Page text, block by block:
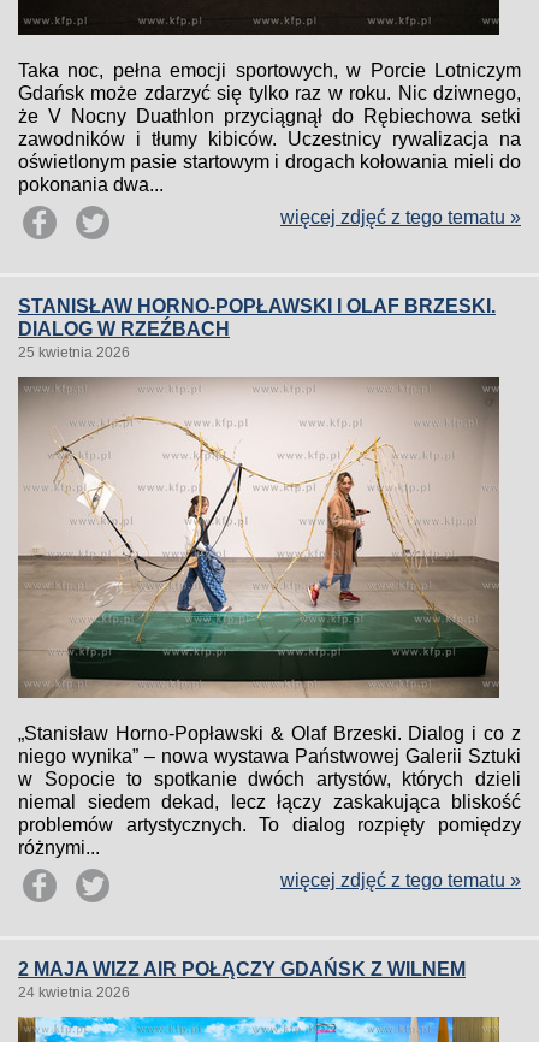
Taka noc, pełna emocji sportowych, w Porcie Lotniczym
Gdańsk może zdarzyć się tylko raz w roku. Nic dziwnego,
że V Nocny Duathlon przyciągnął do Rębiechowa setki
zawodników i tłumy kibiców. Uczestnicy rywalizacja na
oświetlonym pasie startowym i drogach kołowania mieli do
pokonania dwa...
więcej zdjęć z tego tematu »
STANISŁAW HORNO-POPŁAWSKI I OLAF BRZESKI.
DIALOG W RZEŹBACH
25 kwietnia 2026
„Stanisław Horno-Popławski & Olaf Brzeski. Dialog i co z
niego wynika” – nowa wystawa Państwowej Galerii Sztuki
w Sopocie to spotkanie dwóch artystów, których dzieli
niemal siedem dekad, lecz łączy zaskakująca bliskość
problemów artystycznych. To dialog rozpięty pomiędzy
różnymi...
więcej zdjęć z tego tematu »
2 MAJA WIZZ AIR POŁĄCZY GDAŃSK Z WILNEM
24 kwietnia 2026